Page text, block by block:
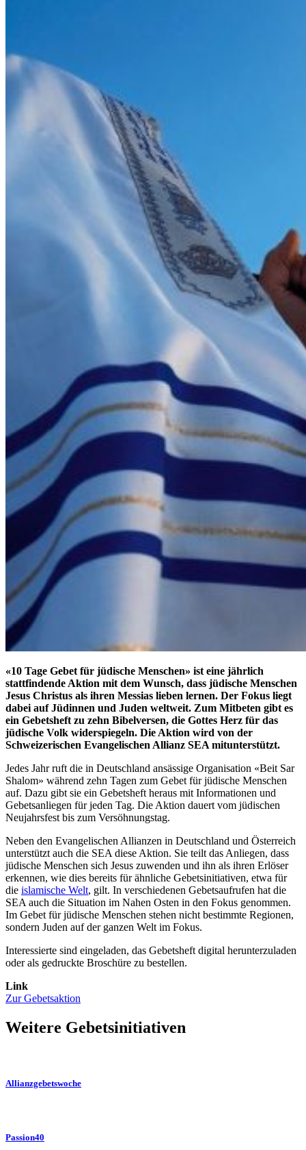
«10 Tage Gebet für jüdische Menschen» ist eine jährlich
stattfindende Aktion mit dem Wunsch, dass jüdische Menschen
Jesus Christus als ihren Messias lieben lernen. Der Fokus liegt
dabei auf Jüdinnen und Juden weltweit. Zum Mitbeten gibt es
ein Gebetsheft zu zehn Bibelversen, die Gottes Herz für das
jüdische Volk widerspiegeln. Die Aktion wird von der
Schweizerischen Evangelischen Allianz SEA mitunterstützt.
Jedes Jahr ruft die in Deutschland ansässige Organisation «Beit Sar
Shalom» während zehn Tagen zum Gebet für jüdische Menschen
auf. Dazu gibt sie ein Gebetsheft heraus mit Informationen und
Gebetsanliegen für jeden Tag. Die Aktion dauert vom jüdischen
Neujahrsfest bis zum Versöhnungstag.
Neben den Evangelischen Allianzen in Deutschland und Österreich
unterstützt auch die SEA diese Aktion. Sie teilt das Anliegen, dass
jüdische Menschen sich Jesus zuwenden und ihn als ihren Erlöser
erkennen, wie dies bereits für ähnliche Gebetsinitiativen, etwa für
die islamische Welt, gilt. In verschiedenen Gebetsaufrufen hat die
SEA auch die Situation im Nahen Osten in den Fokus genommen.
Im Gebet für jüdische Menschen stehen nicht bestimmte Regionen,
sondern Juden auf der ganzen Welt im Fokus.
Interessierte sind eingeladen, das Gebetsheft digital herunterzuladen
oder als gedruckte Broschüre zu bestellen.
Link
Zur Gebetsaktion
Weitere Gebetsinitiativen
Allianzgebetswoche
Passion40